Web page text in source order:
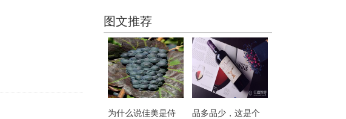
图文推荐
为什么说佳美是侍
品多品少，这是个